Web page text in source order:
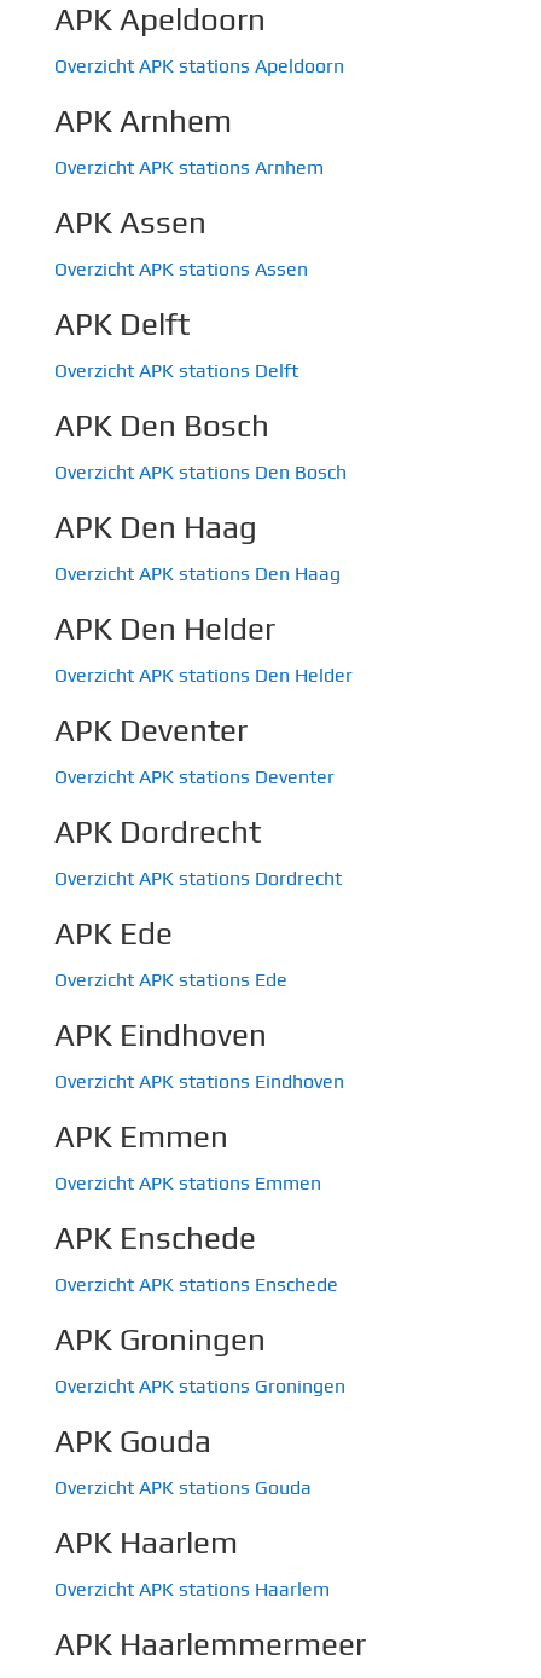
APK Apeldoorn
Overzicht APK stations Apeldoorn
APK Arnhem
Overzicht APK stations Arnhem
APK Assen
Overzicht APK stations Assen
APK Delft
Overzicht APK stations Delft
APK Den Bosch
Overzicht APK stations Den Bosch
APK Den Haag
Overzicht APK stations Den Haag
APK Den Helder
Overzicht APK stations Den Helder
APK Deventer
Overzicht APK stations Deventer
APK Dordrecht
Overzicht APK stations Dordrecht
APK Ede
Overzicht APK stations Ede
APK Eindhoven
Overzicht APK stations Eindhoven
APK Emmen
Overzicht APK stations Emmen
APK Enschede
Overzicht APK stations Enschede
APK Groningen
Overzicht APK stations Groningen
APK Gouda
Overzicht APK stations Gouda
APK Haarlem
Overzicht APK stations Haarlem
APK Haarlemmermeer